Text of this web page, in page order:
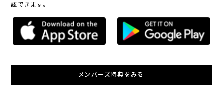
認できます。
メンバーズ特典をみる